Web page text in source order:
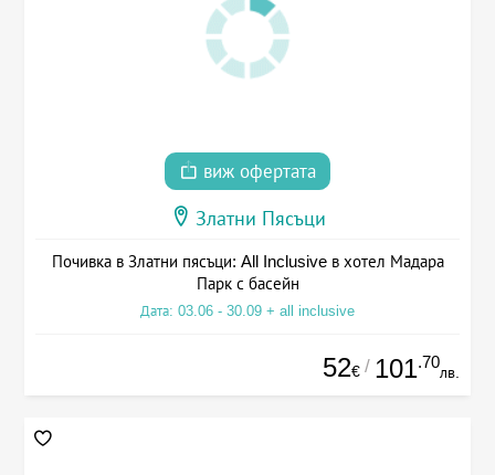
виж офертата
Златни Пясъци
Почивка в Златни пясъци: All Inclusive в хотел Мадара
Парк с басейн
Дата: 03.06 - 30.09 + all inclusive
52€ / 101.70
лв.